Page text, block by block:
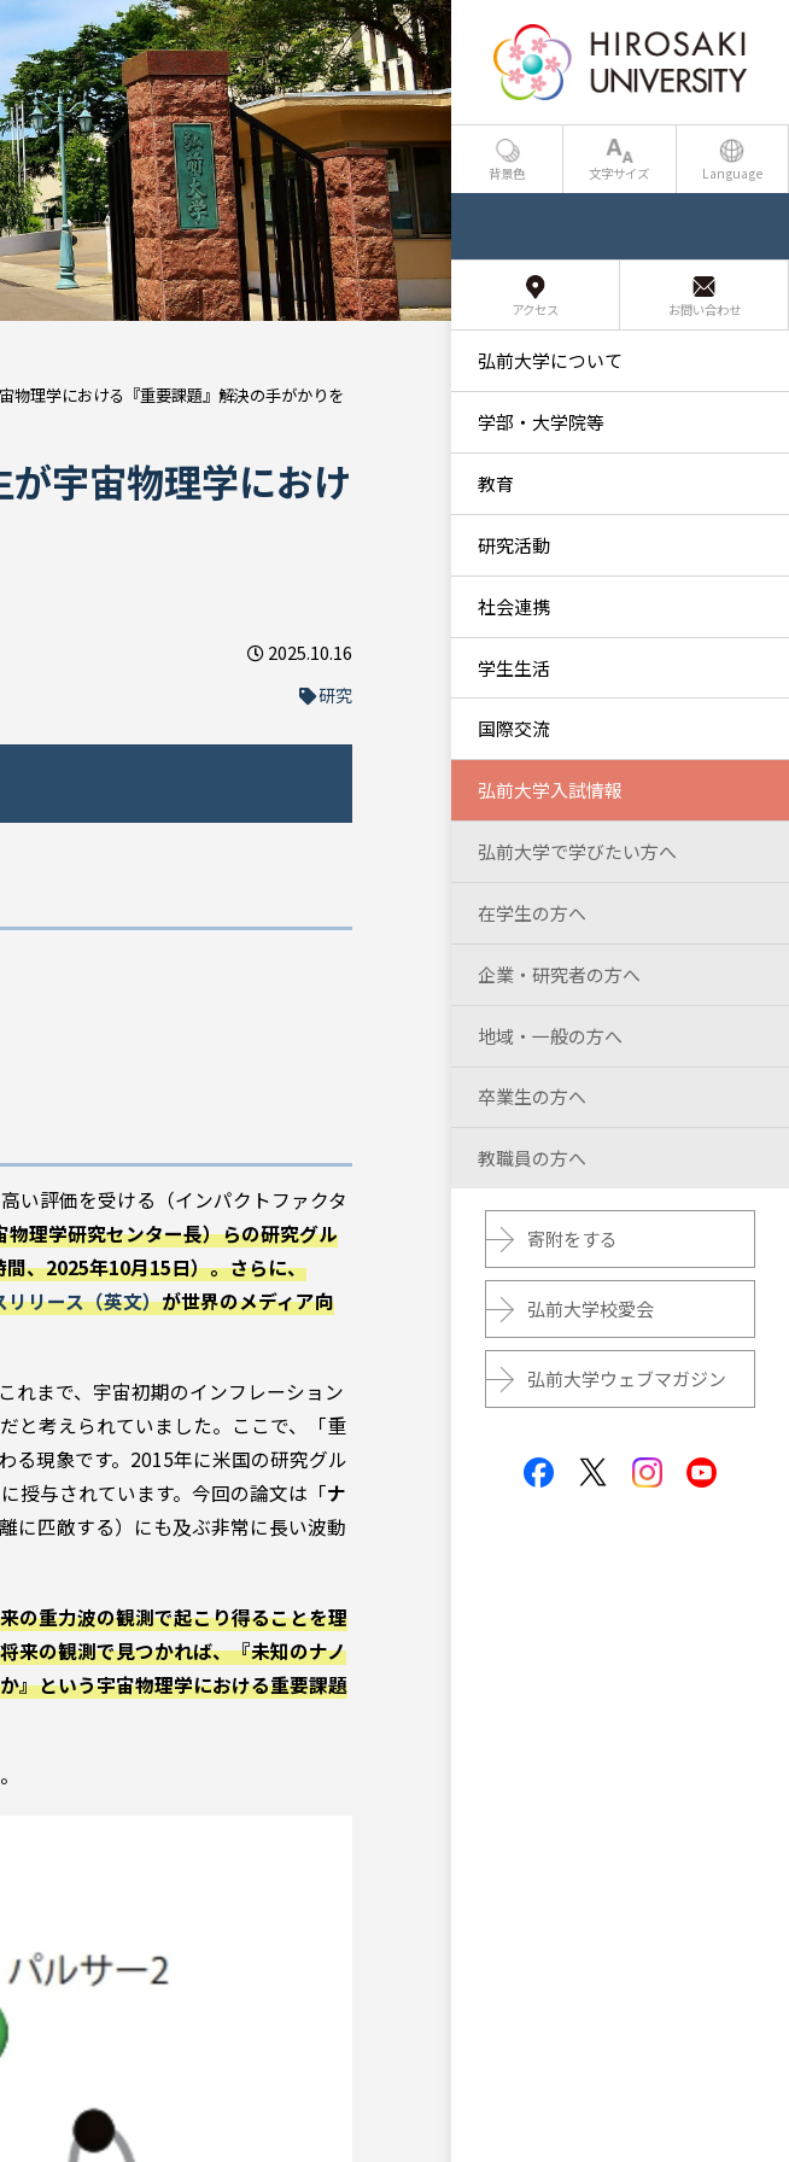
物理学における『重要課題』解決の手がかりを
宇宙物理学におけ
2025.10.16
研究
い評価を受ける（インパクトファクタ
理学研究センター長）らの研究グル
、2025年10月15日）。さらに、
リリース（英文）が世界のメディア向
れまで、宇宙初期のインフレーション
と考えられていました。ここで、「重
る現象です。2015年に米国の研究グル
授与されています。今回の論文は「ナ
に匹敵する）にも及ぶ非常に長い波動
の重力波の観測で起こり得ることを理
来の観測で見つかれば、『未知のナノ
』という宇宙物理学における重要課題
背景色 文字サイズ Language
アクセス お問い合わせ
弘前大学について
学部・大学院等
教育
研究活動
社会連携
学生生活
国際交流
弘前大学入試情報
弘前大学で学びたい方へ
在学生の方へ
企業・研究者の方へ
地域・一般の方へ
卒業生の方へ
教職員の方へ
寄附をする
弘前大学校愛会
弘前大学ウェブマガジン